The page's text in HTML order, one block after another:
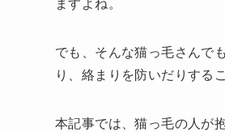
ますよね。
でも、そんな猫っ毛さんで
り、絡まりを防いだりする
本記事では、猫っ毛の人が